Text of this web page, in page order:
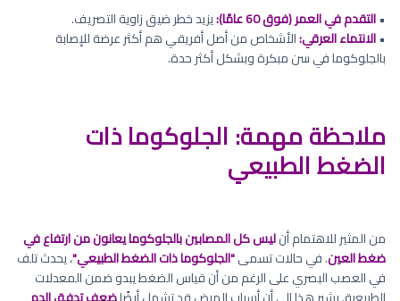
•التقدم في العمر (فوق 60 عامًا):
يزيد خطر ضيق زاوية التصريف.
•الانتماء العرقي:الأشخاص من أصل أفريقي هم أكثر عرضة للإصابة
بالجلوكوما في سن مبكرة وبشكل أكثر حدة.
ملاحظة مهمة: الجلوكوما ذات
الضغط الطبيعي
من المثير للاهتمام أنليس كل المصابين بالجلوكوما يعانون من ارتفاع في
ضغط العين. في حالات تسمى"الجلوكوما ذات الضغط الطبيعي"، يحدث تلف
في العصب البصري على الرغم من أن قياس الضغط يبدو ضمن المعدلات